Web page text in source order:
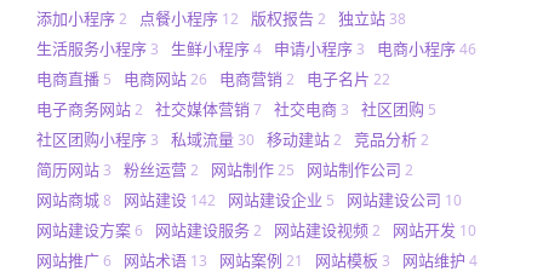
添加小程序2 点餐小程序 12 版权报告2 独立站 38
生活服务小程序 3 生鲜小程序4 申请小程序 3 电商小程序46
电商直播 5 电商网站26 电商营销 2 电子名片 22
电子商务网站2 社交媒体营销 7 社交电商 3 社区团购 5
社区团购小程序 3 私域流量 30 移动建站2 竞品分析2
简历网站 3 粉丝运营2 网站制作25 网站制作公司 2
网站商城8 网站建设 142 网站建设企业 5 网站建设公司 10
网站建设方案6 网站建设服务2 网站建设视频2 网站开发 10
网站推广6 网站术语 13 网站案例 21 网站模板 3 网站维护 4